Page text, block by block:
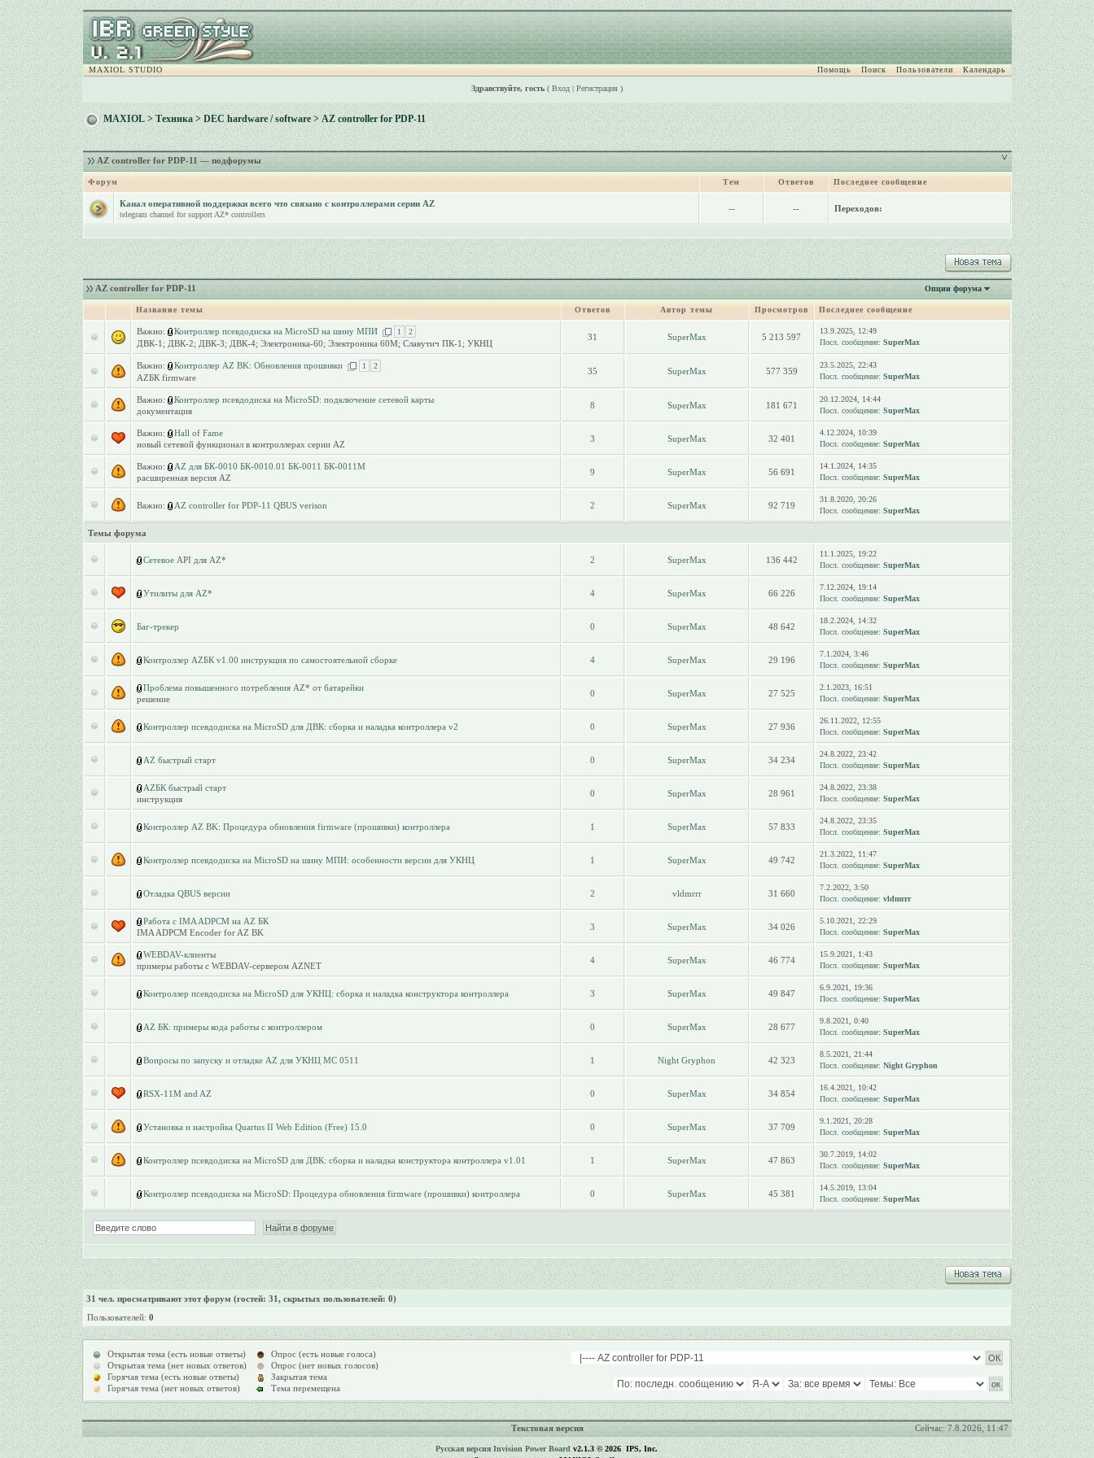
MAXIOL STUDIO Помощь Поиск Пользователи Календарь
Здравствуйте, гость( Вход| Регистрация)
MAXIOL>Техника>DEC hardware / software>AZ controller for PDP-11
AZ controller for PDP-11 — подфорумы
Форум Тем Ответов Последнее сообщение
Канал оперативной поддержки всего что связано с контроллерами серии AZ
telegram channel for support AZ* controllers
-- -- Переходов:
AZ controller for PDP-11 Опции форума
Название темы Ответов Автор темы Просмотров Последнее сообщение
Важно: Контроллер псевдодиска на MicroSD на шину МПИ 1 2
ДВК-1; ДВК-2; ДВК-3; ДВК-4; Электроника-60; Электроника 60М; Славутич ПК-1; УКНЦ
31 SuperMax 5 213 597
13.9.2025, 12:49
Посл. сообщение: SuperMax
Важно: Контроллер AZ BK: Обновления прошивки 1 2
AZБК firmware
35 SuperMax 577 359
23.5.2025, 22:43
Посл. сообщение: SuperMax
Важно:
Контроллер псевдодиска на MicroSD: подключение сетевой карты
документация
8 SuperMax 181 671
20.12.2024, 14:44
Посл. сообщение: SuperMax
Важно:
Hall of Fame
новый сетевой функционал в контроллерах серии AZ
3 SuperMax 32 401
4.12.2024, 10:39
Посл. сообщение: SuperMax
Важно:
AZ для БК-0010 БК-0010.01 БК-0011 БК-0011М
расширенная версия AZ
9 SuperMax 56 691
14.1.2024, 14:35
Посл. сообщение: SuperMax
Важно: AZ controller for PDP-11 QBUS verison 2 SuperMax 92 719
31.8.2020, 20:26
Посл. сообщение: SuperMax
Темы форума
Сетевое API для AZ* 2 SuperMax 136 442
11.1.2025, 19:22
Посл. сообщение: SuperMax
Утилиты для AZ* 4 SuperMax 66 226
7.12.2024, 19:14
Посл. сообщение: SuperMax
Баг-трекер 0 SuperMax 48 642
18.2.2024, 14:32
Посл. сообщение: SuperMax
Контроллер AZБК v1.00 инструкция по самостоятельной сборке 4 SuperMax 29 196
7.1.2024, 3:46
Посл. сообщение: SuperMax
Проблема повышенного потребления AZ* от батарейки
решение
0 SuperMax 27 525
2.1.2023, 16:51
Посл. сообщение: SuperMax
Контроллер псевдодиска на MicroSD для ДВК: сборка и наладка контроллера v2 0 SuperMax 27 936
26.11.2022, 12:55
Посл. сообщение: SuperMax
AZ быстрый старт 0 SuperMax 34 234
24.8.2022, 23:42
Посл. сообщение: SuperMax
AZБК быстрый старт
инструкция
0 SuperMax 28 961
24.8.2022, 23:38
Посл. сообщение: SuperMax
Контроллер AZ BK: Процедура обновления firmware (прошивки) контроллера 1 SuperMax 57 833
24.8.2022, 23:35
Посл. сообщение: SuperMax
Контроллер псевдодиска на MicroSD на шину МПИ: особенности версии для УКНЦ 1 SuperMax 49 742
21.3.2022, 11:47
Посл. сообщение: SuperMax
Отладка QBUS версии 2 vldmrrr 31 660
7.2.2022, 3:50
Посл. сообщение: vldmrrr
Работа с IMA ADPCM на AZ БК
IMA ADPCM Encoder for AZ BK
3 SuperMax 34 026
5.10.2021, 22:29
Посл. сообщение: SuperMax
WEBDAV-клиенты
примеры работы с WEBDAV-сервером AZNET
4 SuperMax 46 774
15.9.2021, 1:43
Посл. сообщение: SuperMax
Контроллер псевдодиска на MicroSD для УКНЦ: сборка и наладка конструктора контроллера 3 SuperMax 49 847
6.9.2021, 19:36
Посл. сообщение: SuperMax
AZ БК: примеры кода работы с контроллером 0 SuperMax 28 677
9.8.2021, 0:40
Посл. сообщение: SuperMax
Вопросы по запуску и отладке AZ для УКНЦ МС 0511 1 Night Gryphon 42 323
8.5.2021, 21:44
Посл. сообщение: Night Gryphon
RSX-11M and AZ 0 SuperMax 34 854
16.4.2021, 10:42
Посл. сообщение: SuperMax
Установка и настройка Quartus II Web Edition (Free) 15.0 0 SuperMax 37 709
9.1.2021, 20:28
Посл. сообщение: SuperMax
Контроллер псевдодиска на MicroSD для ДВК: сборка и наладка конструктора контроллера v1.01 1 SuperMax 47 863
30.7.2019, 14:02
Посл. сообщение: SuperMax
Контроллер псевдодиска на MicroSD: Процедура обновления firmware (прошивки) контроллера 0 SuperMax 45 381
14.5.2019, 13:04
Посл. сообщение: SuperMax
31 чел. просматривают этот форум (гостей: 31, скрытых пользователей: 0)
Пользователей: 0
Открытая тема (есть новые ответы)
Открытая тема (нет новых ответов)
Горячая тема (есть новые ответы)
Горячая тема (нет новых ответов)
Опрос (есть новые голоса)
Опрос (нет новых голосов)
Закрытая тема
Тема перемещена
Текстовая версия Сейчас: 7.8.2026, 11:47
Русская версия Invision Power Boardv2.1.3 © 2026 IPS, Inc.